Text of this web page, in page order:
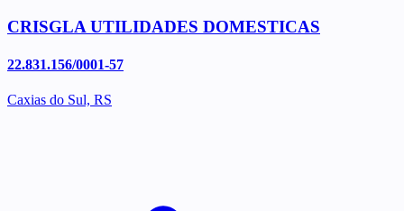
CRISGLA UTILIDADES DOMESTICAS
22.831.156/0001-57
Caxias do Sul, RS